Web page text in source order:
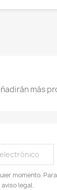
más
momento.
legal.